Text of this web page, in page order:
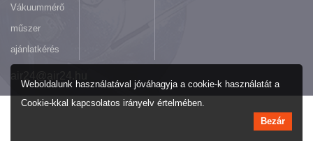
Vákuummérő
műszer
ajánlatkérés
Weboldalunk használatával jóváhagyja a cookie-k használatát a
Cookie-kkal kapcsolatos irányelv értelmében.
Bezár